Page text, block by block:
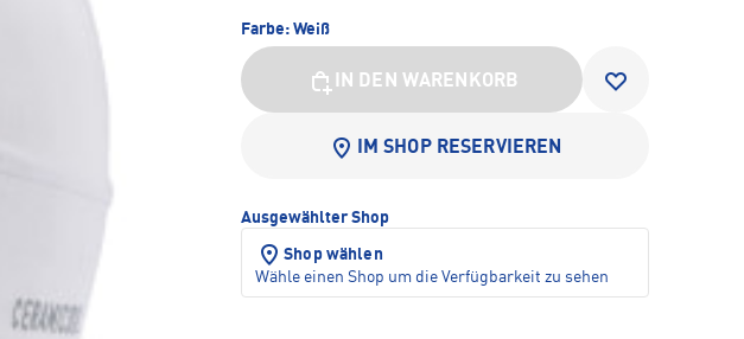
Farbe: Weiß
IN DEN WARENKORB
IM SHOP RESERVIEREN
Ausgewählter Shop
Shop wählen
Wähle einen Shop um die Verfügbarkeit zu sehen